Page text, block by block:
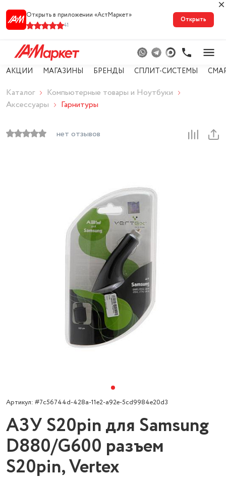
Открыть в приложении «АстМарке‪т‬»
41
Открыть
АКЦИИ МАГАЗИНЫ БРЕНДЫ СПЛИТ-СИСТЕМЫ
Каталог
Компьютерные товары и Ноутбуки
Аксессуары
Гарнитуры
нет отзывов
Артикул: #7c56744d-428a-11e2-a92e-5cd9984e20d3
АЗУ S20pin для Samsung
D880/G600 разъем
S20pin, Vertex